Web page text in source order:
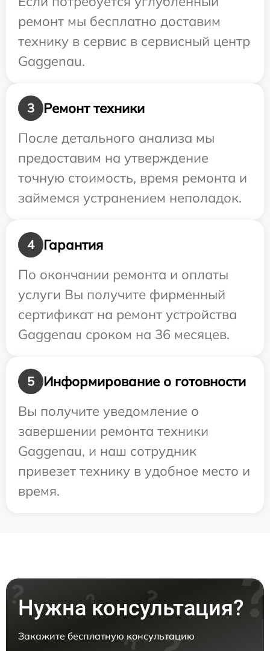
ремонт мы бесплатно доставим
технику в сервис в сервисный центр
Gaggenau.
3
Ремонт техники
После детального анализа мы
предоставим на утверждение
точную стоимость, время ремонта и
займемся устранением неполадок.
4
Гарантия
По окончании ремонта и оплаты
услуги Вы получите фирменный
сертификат на ремонт устройства
Gaggenau сроком на 36 месяцев.
5
Информирование о готовности
Вы получите уведомление о
завершении ремонта техники
Gaggenau, и наш сотрудник
привезет технику в удобное место и
время.
Нужна консультация?
Закажите бесплатную консультацию